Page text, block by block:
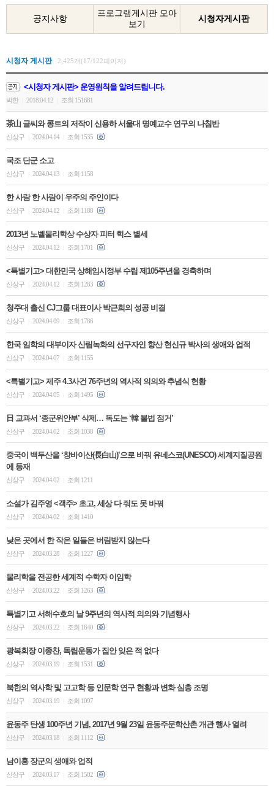
공지사항
프로그램게시판 모아
보기
시청자게시판
시청자 게시판 2,425개(17/122페이지)
<시청자 게시판> 운영원칙을 알려드립니다.
박한 2018.04.12 조회 151681
茶山 글씨와 콩트의 저작이 신용하 서울대 명예교수 연구의 나침반
신상구 2024.04.14 조회 1535
국조 단군 소고
신상구 2024.04.13 조회 1158
한 사람 한 사람이 우주의 주인이다
신상구 2024.04.12 조회 1188
2013년 노벨물리학상 수상자 피터 힉스 별세
신상구 2024.04.12 조회 1701
<특별기고> 대한민국 상해임시정부 수립 제105주년을 경축하며
신상구 2024.04.12 조회 1283
청주대 출신 CJ그룹 대표이사 박근희의 성공 비결
신상구 2024.04.09 조회 1786
한국 임학의 대부이자 산림녹화의 선구자인 향산 현신규 박사의 생애와 업적
신상구 2024.04.07 조회 1155
<특별기고> 제주 4.3사건 76주년의 역사적 의의와 추념식 현황
신상구 2024.04.05 조회 1495
日 교과서 ‘종군위안부’ 삭제… 독도는 ‘韓 불법 점거’
신상구 2024.04.02 조회 1038
중국이 백두산을 ‘창바이산(長白山)’으로 바꿔 유네스코(UNESCO) 세계지질공원
에 등재
신상구 2024.04.02 조회 1211
소설가 김주영 <객주> 초고, 세상 다 줘도 못 바꿔
신상구 2024.04.02 조회 1410
낮은 곳에서 한 작은 일들은 버림받지 않는다
신상구 2024.03.28 조회 1227
물리학을 전공한 세계적 수학자 이임학
신상구 2024.03.22 조회 1263
특별기고 서해수호의 날 9주년의 역사적 의의와 기념행사
신상구 2024.03.22 조회 1640
광복회장 이종찬, 독립운동가 집안 잊은 적 없다
신상구 2024.03.19 조회 1531
북한의 역사학 및 고고학 등 인문학 연구 현황과 변화 심층 조명
신상구 2024.03.19 조회 1097
윤동주 탄생 100주년 기념, 2017년 9월 23일 윤동주문학산촌 개관 행사 열려
신상구 2024.03.18 조회 1112
남이홍 장군의 생애와 업적
신상구 2024.03.17 조회 1502